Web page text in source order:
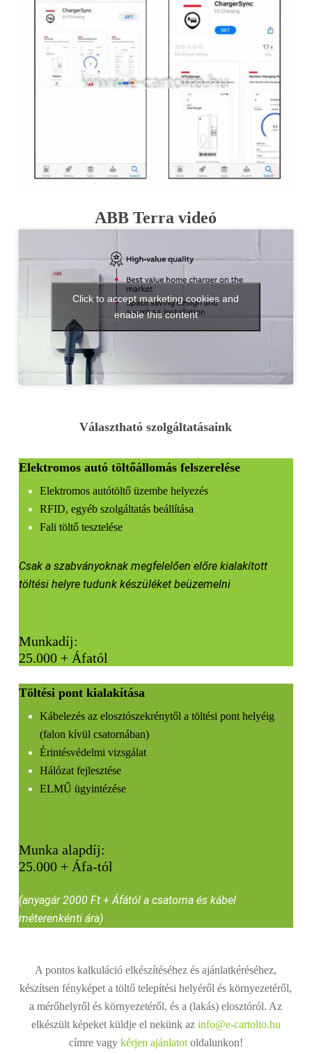
ABB Terra videó
Click to accept marketing cookies and
enable this content
Választható szolgáltatásaink
Elektromos autó töltőállomás felszerelése
Elektromos autótöltő üzembe helyezés
RFID, egyéb szolgáltatás beállítása
Fali töltő tesztelése
Csak a szabványoknak megfelelően előre kialakított
töltési helyre tudunk készüléket beüzemelni
Munkadíj:
25.000 + Áfatól
Töltési pont kialakítása
Kábelezés az elosztószekrénytől a töltési pont helyéig
(falon kívül csatornában)
Érintésvédelmi vizsgálat
Hálózat fejlesztése
ELMŰ ügyintézése
Munka alapdíj:
25.000 + Áfa-tól
(anyagár 2000 Ft + Áfától a csatorna és kábel
méterenkénti ára)
A pontos kalkuláció elkészítéséhez és ajánlatkéréséhez,
készítsen fényképet a töltő telepítési helyéről és környezetéről,
a mérőhelyről és környezetéről, és a (lakás) elosztóról. Az
elkészült képeket küldje el nekünk az info@e-cartolto.hu
címre vagy kérjen ajánlatotoldalunkon!